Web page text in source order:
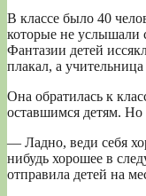
В классе было 40
которые не услышали
Фантазии детей
плакал, а
Она обратилась к
оставшимся детям. Но
— Ладно, веди себя
нибудь хорошее в
отправила детей на